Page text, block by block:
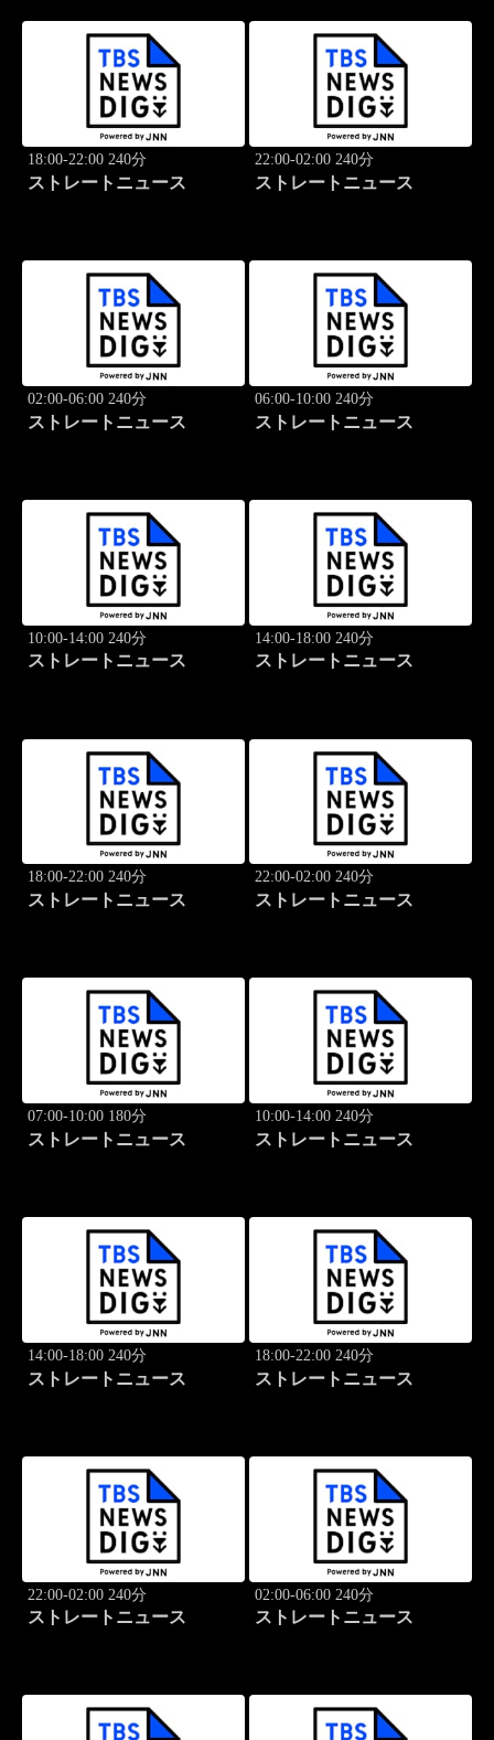
18:00-22:00 240分
ストレートニュース
22:00-02:00 240分
ストレートニュース
02:00-06:00 240分
ストレートニュース
06:00-10:00 240分
ストレートニュース
10:00-14:00 240分
ストレートニュース
14:00-18:00 240分
ストレートニュース
18:00-22:00 240分
ストレートニュース
22:00-02:00 240分
ストレートニュース
07:00-10:00 180分
ストレートニュース
10:00-14:00 240分
ストレートニュース
14:00-18:00 240分
ストレートニュース
18:00-22:00 240分
ストレートニュース
22:00-02:00 240分
ストレートニュース
02:00-06:00 240分
ストレートニュース